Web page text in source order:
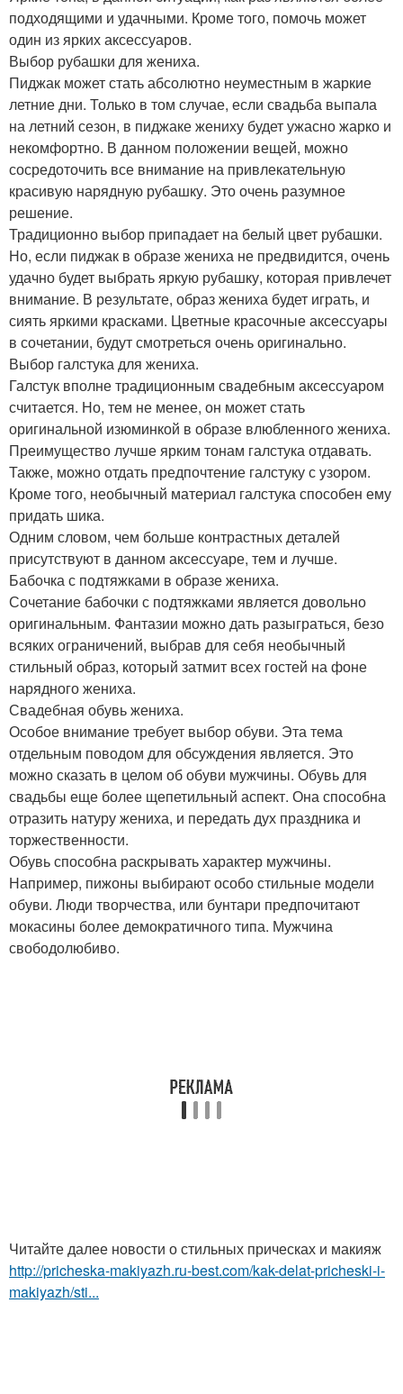
подходящими и удачными. Кроме того, помочь может
один из ярких аксессуаров.
Выбор рубашки для жениха.
Пиджак может стать абсолютно неуместным в жаркие
летние дни. Только в том случае, если свадьба выпала
на летний сезон, в пиджаке жениху будет ужасно жарко и
некомфортно. В данном положении вещей, можно
сосредоточить все внимание на привлекательную
красивую нарядную рубашку. Это очень разумное
решение.
Традиционно выбор припадает на белый цвет рубашки.
Но, если пиджак в образе жениха не предвидится, очень
удачно будет выбрать яркую рубашку, которая привлечет
внимание. В результате, образ жениха будет играть, и
сиять яркими красками. Цветные красочные аксессуары
в сочетании, будут смотреться очень оригинально.
Выбор галстука для жениха.
Галстук вполне традиционным свадебным аксессуаром
считается. Но, тем не менее, он может стать
оригинальной изюминкой в образе влюбленного жениха.
Преимущество лучше ярким тонам галстука отдавать.
Также, можно отдать предпочтение галстуку с узором.
Кроме того, необычный материал галстука способен ему
придать шика.
Одним словом, чем больше контрастных деталей
присутствуют в данном аксессуаре, тем и лучше.
Бабочка с подтяжками в образе жениха.
Сочетание бабочки с подтяжками является довольно
оригинальным. Фантазии можно дать разыграться, безо
всяких ограничений, выбрав для себя необычный
стильный образ, который затмит всех гостей на фоне
нарядного жениха.
Свадебная обувь жениха.
Особое внимание требует выбор обуви. Эта тема
отдельным поводом для обсуждения является. Это
можно сказать в целом об обуви мужчины. Обувь для
свадьбы еще более щепетильный аспект. Она способна
отразить натуру жениха, и передать дух праздника и
торжественности.
Обувь способна раскрывать характер мужчины.
Например, пижоны выбирают особо стильные модели
обуви. Люди творчества, или бунтари предпочитают
мокасины более демократичного типа. Мужчина
свободолюбиво.
Читайте далее новости о стильных прическах и макияж
http://pricheska-makiyazh.ru-best.com/kak-delat-pricheski-i-
makiyazh/sti...